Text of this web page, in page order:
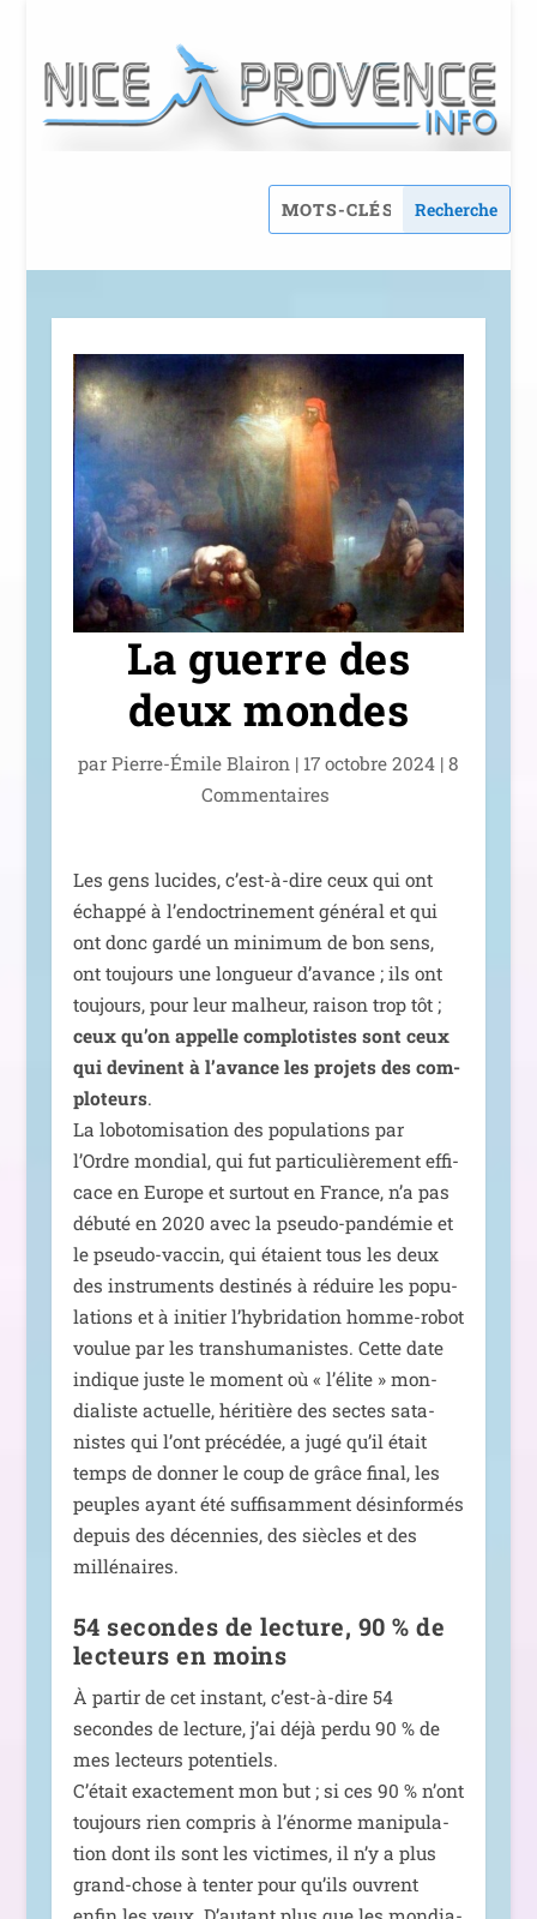
La guerre des
deux mondes
par Pierre-Émile Blairon | 17 octobre 2024| 8
Commentaires
Les gens lucides, c’est-à-dire ceux qui ont
échap­pé à l’endoctrinement géné­ral et qui
ont donc gar­dé un mini­mum de bon sens,
ont tou­jours une lon­gueur d’avance ; ils ont
tou­jours, pour leur mal­heur, rai­son trop tôt ;
ceux qu’on appelle com­plo­tistes sont ceux
qui devinent à l’avance les pro­jets des com­
plo­teurs.
La lobo­to­mi­sa­tion des popu­la­tions par
l’Ordre mon­dial, qui fut par­ti­cu­liè­re­ment effi­
cace en Europe et sur­tout en France, n’a pas
débu­té en 2020 avec la pseu­do-pan­dé­mie et
le pseu­do-vac­cin, qui étaient tous les deux
des ins­tru­ments des­ti­nés à réduire les popu­
la­tions et à ini­tier l’hybridation homme-robot
vou­lue par les trans­hu­ma­nistes. Cette date
indique juste le moment où « l’élite » mon­
dia­liste actuelle, héri­tière des sectes sata­
nistes qui l’ont pré­cé­dée, a jugé qu’il était
temps de don­ner le coup de grâce final, les
peuples ayant été suf­fi­sam­ment dés­in­for­més
depuis des décen­nies, des siècles et des
millénaires.
54 secondes de lecture, 90 % de
lecteurs en moins
À par­tir de cet ins­tant, c’est-à-dire 54
secondes de lec­ture, j’ai déjà per­du 90 % de
mes lec­teurs poten­tiels.
C’était exac­te­ment mon but ; si ces 90 % n’ont
tou­jours rien com­pris à l’énorme mani­pu­la­
tion dont ils sont les vic­times, il n’y a plus
grand-chose à ten­ter pour qu’ils ouvrent